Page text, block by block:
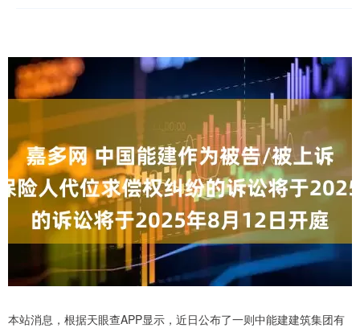
本站消息，根据天眼查APP显示，近日公布了一则中能建建筑集团有